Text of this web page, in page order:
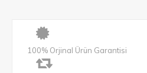
100% Orjinal Ürün Garantisi